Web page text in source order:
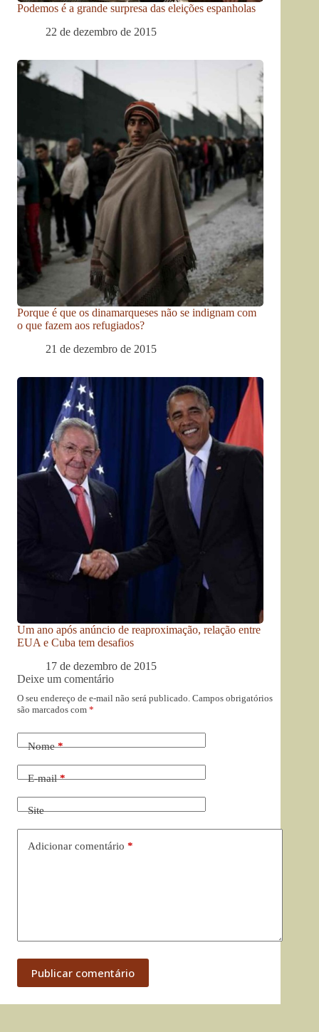
Podemos é a grande surpresa das eleições espanholas
22 de dezembro de 2015
Porque é que os dinamarqueses não se indignam com
o que fazem aos refugiados?
21 de dezembro de 2015
Um ano após anúncio de reaproximação, relação entre
EUA e Cuba tem desafios
17 de dezembro de 2015
Deixe um comentário
O seu endereço de e-mail não será publicado. Campos obrigatórios
são marcados com *
Nome*
E-mail*
Site
Adicionar comentário *
Publicar comentário